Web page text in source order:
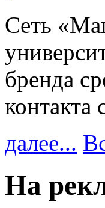
Сеть
бренда
далее...
На